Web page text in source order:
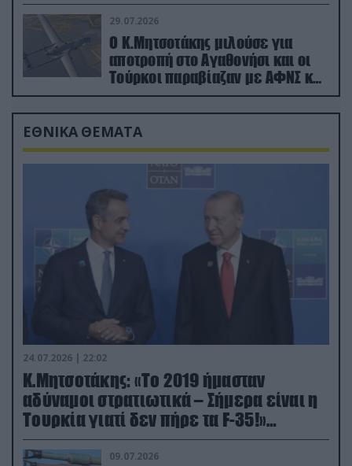
29.07.2026
Ο Κ.Μητσοτάκης μιλούσε για
αποτροπή στο Αγαθονήσι και οι
Τούρκοι παραβίαζαν με ΑΦΝΣ και
drone
ΕΘΝΙΚΑ ΘΕΜΑΤΑ
24.07.2026 | 22:02
Κ.Μητσοτάκης: «Το 2019 ήμασταν
αδύναμοι στρατιωτικά – Σήμερα είναι η
Τουρκία γιατί δεν πήρε τα F-35!»
(βίντεο)
09.07.2026